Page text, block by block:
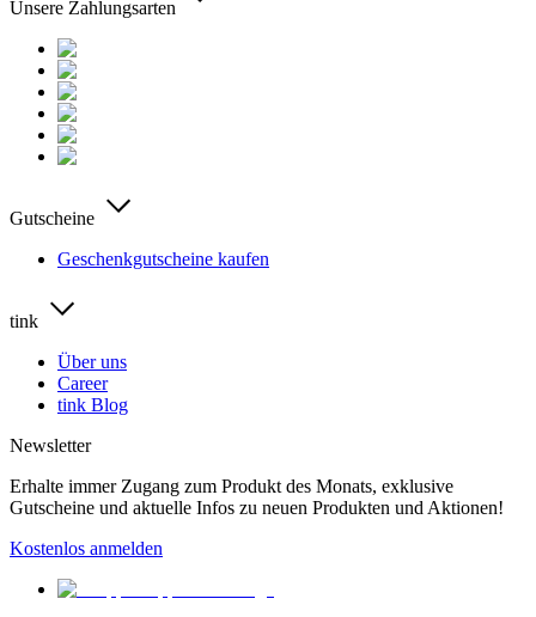
Unsere Zahlungsarten
Gutscheine
Geschenkgutscheine kaufen
tink
Über uns
Career
tink Blog
Newsletter
Erhalte immer Zugang zum Produkt des Monats, exklusive
Gutscheine und aktuelle Infos zu neuen Produkten und Aktionen!
Kostenlos anmelden